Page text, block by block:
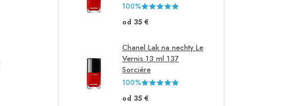
100%
od 35 €
Chanel Lak na nechty Le
Vernis 13 ml 137
Sorciére
100%
od 35 €